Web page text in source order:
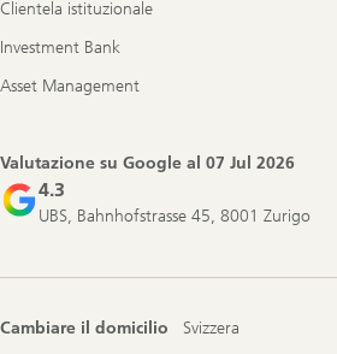
Clientela istituzionale
Investment Bank
Asset Management
Valutazione su Google al 07 Jul 2026
4.3
UBS, Bahnhofstrasse 45, 8001 Zurigo
Cambiare il domicilio Svizzera